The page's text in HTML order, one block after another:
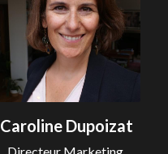
Caroline Dupoizat